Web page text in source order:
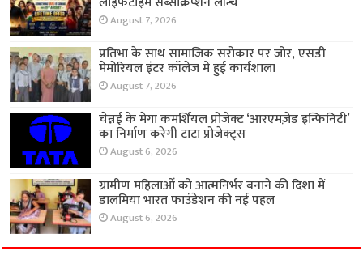
August 7, 2026
प्रतिभा के साथ सामाजिक सरोकार पर जोर, एसडी
मेमोरियल इंटर कॉलेज में हुई कार्यशाला
August 7, 2026
चेन्नई के मेगा कमर्शियल प्रोजेक्ट ‘आरएमज़ेड इन्फिनिटी’
का निर्माण करेगी टाटा प्रोजेक्ट्स
August 6, 2026
ग्रामीण महिलाओं को आत्मनिर्भर बनाने की दिशा में
डालमिया भारत फाउंडेशन की नई पहल
August 6, 2026